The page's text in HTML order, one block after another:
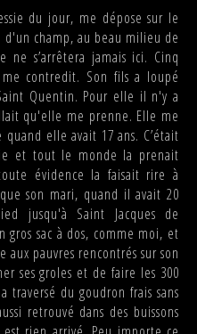
du jour, me dépose sur le
champ, au beau milieu de
ne s’arrêtera jamais ici. Cinq
contredit. Son fils a loupé
Quentin. Pour elle il n'y a
qu'elle me prenne. Elle me
elle avait 17 ans. C’était
et tout le monde la prenait
évidence la faisait rire à
son mari, quand il avait 20
jusqu'à Saint Jacques de
sac à dos, comme moi, et
pauvres rencontrés sur son
ses groles et de faire les 300
traversé du goudron frais sans
retrouvé dans des buissons